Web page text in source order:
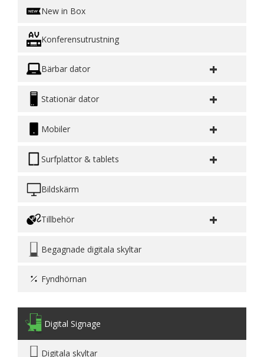
New in Box
Konferensutrustning
Bärbar dator +
Stationär dator +
Mobiler +
Surfplattor & tablets +
Bildskärm
Tillbehör +
Begagnade digitala skyltar
Fyndhörnan
Digital Signage
Digitala skyltar